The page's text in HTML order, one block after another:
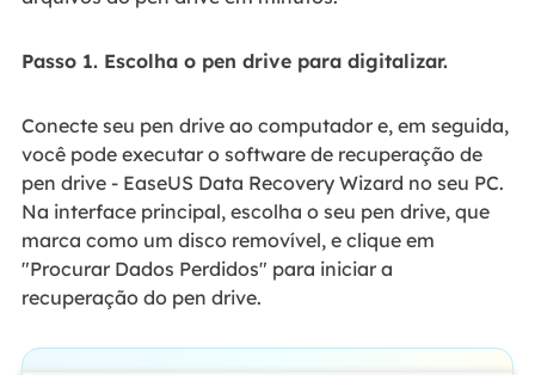
Passo 1. Escolha o pen drive para digitalizar.
Conecte seu pen drive ao computador e, em seguida,
você pode executar o software de recuperação de
pen drive - EaseUS Data Recovery Wizard no seu PC.
Na interface principal, escolha o seu pen drive, que
marca como um disco removível, e clique em
"Procurar Dados Perdidos" para iniciar a
recuperação do pen drive.